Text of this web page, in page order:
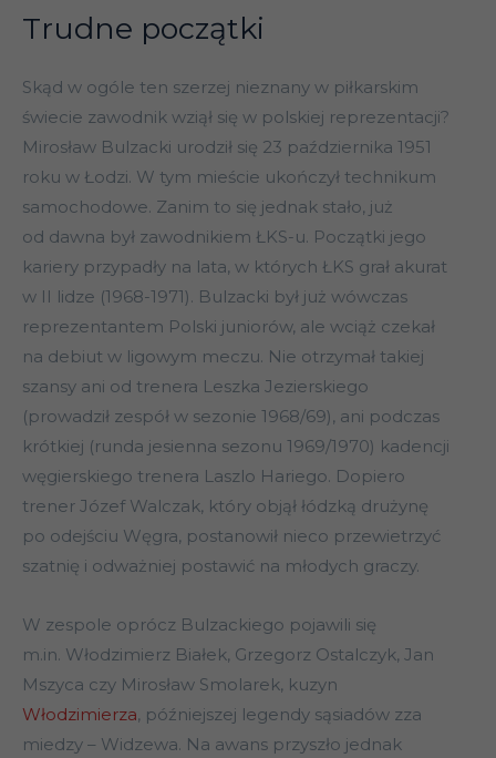
Trudne początki
Skąd w ogóle ten szerzej nieznany w piłkarskim
świecie zawodnik wziął się w polskiej reprezentacji?
Mirosław Bulzacki urodził się 23 października 1951
roku w Łodzi. W tym mieście ukończył technikum
samochodowe. Zanim to się jednak stało, już
od dawna był zawodnikiem ŁKS-u. Początki jego
kariery przypadły na lata, w których ŁKS grał akurat
w II lidze (1968-1971). Bulzacki był już wówczas
reprezentantem Polski juniorów, ale wciąż czekał
na debiut w ligowym meczu. Nie otrzymał takiej
szansy ani od trenera Leszka Jezierskiego
(prowadził zespół w sezonie 1968/69), ani podczas
krótkiej (runda jesienna sezonu 1969/1970) kadencji
węgierskiego trenera Laszlo Hariego. Dopiero
trener Józef Walczak, który objął łódzką drużynę
po odejściu Węgra, postanowił nieco przewietrzyć
szatnię i odważniej postawić na młodych graczy.
W zespole oprócz Bulzackiego pojawili się
m.in. Włodzimierz Białek, Grzegorz Ostalczyk, Jan
Mszyca czy Mirosław Smolarek, kuzyn
Włodzimierza, późniejszej legendy sąsiadów zza
miedzy – Widzewa. Na awans przyszło jednak